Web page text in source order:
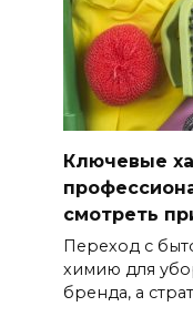
Ключевые
смотреть
Переход с
химию для
бренда, а